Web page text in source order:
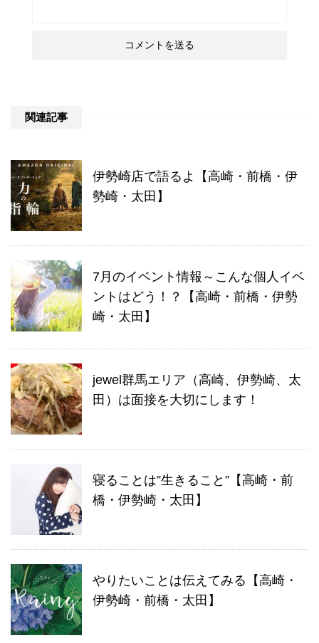
関連記事
伊勢崎店で語るよ【高崎・前橋・伊
勢崎・太田】
7月のイベント情報～こんな個人イベ
ントはどう！？【高崎・前橋・伊勢
崎・太田】
jewel群馬エリア（高崎、伊勢崎、太
田）は面接を大切にします！
寝ることは”生きること”【高崎・前
橋・伊勢崎・太田】
やりたいことは伝えてみる【高崎・
伊勢崎・前橋・太田】